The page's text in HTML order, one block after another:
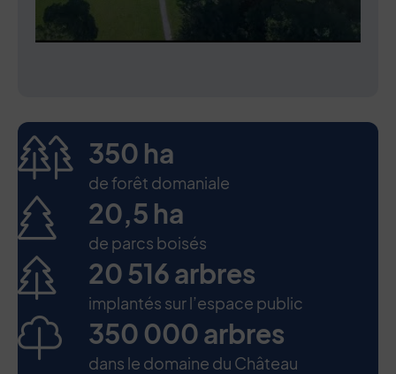
350 ha
de forêt domaniale
20,5 ha
de parcs boisés
20 516 arbres
implantés sur l’espace public
350 000 arbres
dans le domaine du Château